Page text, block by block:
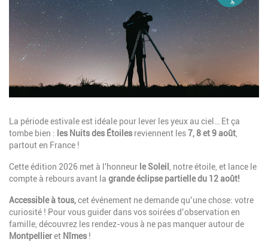
Description
La période estivale est idéale pour lever les yeux au ciel… Et ça
tombe bien : les Nuits des Étoiles reviennent les7, 8 et 9 août
partout en France !
Cette édition 2026 met à l'honneur le Soleil
, notre étoile, et lance le
compte à rebours avant la grande éclipse partielle du 12 août!
Accessible à tous,cet événement ne demande qu’une chose: votre
curiosité ! Pour vous guider dans vos soirées d’observation en
famille, découvrez les rendez-vous à ne pas manquer autour de
Montpellieret Nîmes !